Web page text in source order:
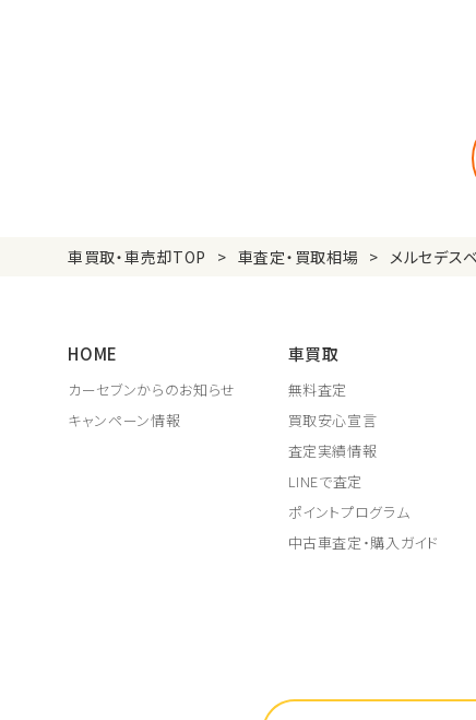
車買取・車売却TOP 車査定・買取相場 メルセデス
HOME
カーセブンからのお知らせ
キャンペーン情報
車買取
無料査定
買取安心宣言
査定実績情報
LINEで査定
ポイントプログラム
中古車査定・購入ガイド